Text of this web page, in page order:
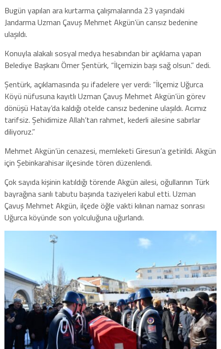
Bugün yapılan ara kurtarma çalışmalarında 23 yaşındaki
Jandarma Uzman Çavuş Mehmet Akgün’ün cansız bedenine
ulaşıldı.
Konuyla alakalı sosyal medya hesabından bir açıklama yapan
Belediye Başkanı Ömer Şentürk, “İlçemizin başı sağ olsun.” dedi.
Şentürk, açıklamasında şu ifadelere yer verdi: “İlçemiz Uğurca
Köyü nüfusuna kayıtlı Uzman Çavuş Mehmet Akgün’ün görev
dönüşü Hatay’da kaldığı otelde cansız bedenine ulaşıldı. Acımız
tarifsiz. Şehidimize Allah’tan rahmet, kederli ailesine sabırlar
diliyoruz.”
Mehmet Akgün’ün cenazesi, memleketi Giresun’a getirildi. Akgün
için Şebinkarahisar ilçesinde tören düzenlendi.
Çok sayıda kişinin katıldığı törende Akgün ailesi, oğullarının Türk
bayrağına sarılı tabutu başında taziyeleri kabul etti. Uzman
Çavuş Mehmet Akgün, ilçede öğle vakti kılınan namaz sonrası
Uğurca köyünde son yolculuğuna uğurlandı.